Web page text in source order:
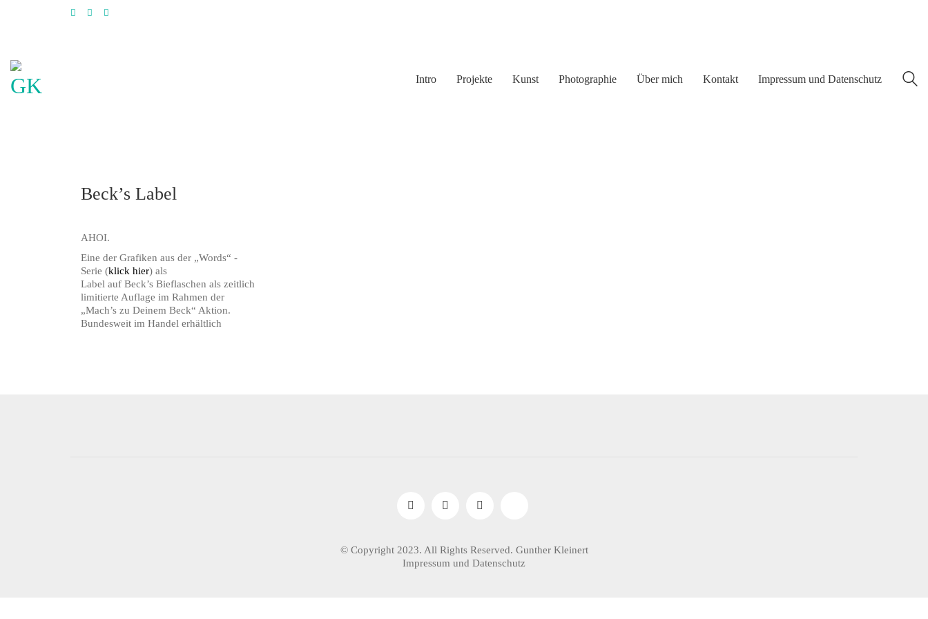
Intro Projekte Kunst Photographie Über mich Kontakt Impressum und Datenschutz
Beck’s Label
AHOI.
Eine der Grafiken aus der „Words“ -
Serie (klick hier) als
Label auf Beck’s Bieflaschen als zeitlich
limitierte Auflage im Rahmen der
„Mach’s zu Deinem Beck“ Aktion.
Bundesweit im Handel erhältlich
© Copyright 2023. All Rights Reserved. Gunther Kleinert
Impressum und Datenschutz